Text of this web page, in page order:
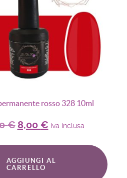
rosso 328 10ml
€ 8,00 € iva inclusa
AGGIUNGI AL
CARRELLO